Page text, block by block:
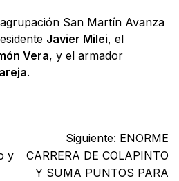
San Martín Avanza
Javier Milei, el
Vera, y el armador
.
y
Siguiente: ENORME
CARRERA DE COLAPINTO
Y SUMA PUNTOS PARA